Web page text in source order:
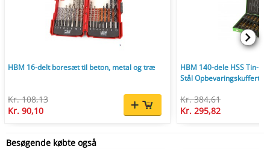
HBM 16-delt boresæt til beton, metal og træ
Kr. 108,13
Kr. 90,10
HBM 140-dele HSS Tin-
Stål Opbevaringskuffert.
Kr. 384,61
Kr. 295,82
Besøgende købte også